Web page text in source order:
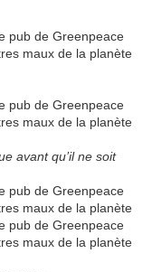
avant qu’il ne soit